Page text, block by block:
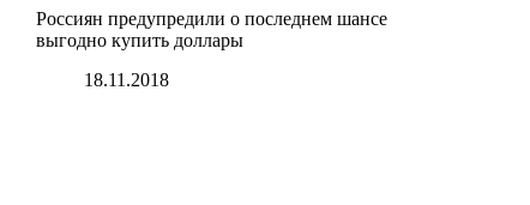
Россиян предупредили о последнем шансе
выгодно купить доллары
18.11.2018